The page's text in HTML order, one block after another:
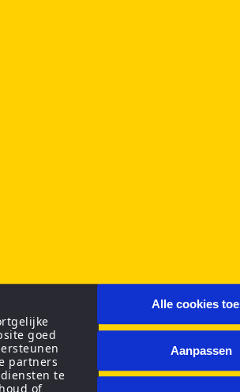
goed
partners
te
of
Alle cookies
Aanpassen